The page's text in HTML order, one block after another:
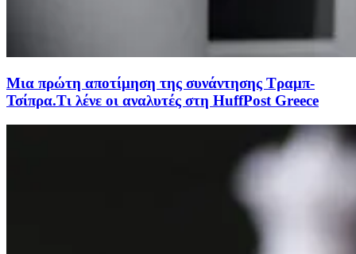
Μια πρώτη αποτίμηση της συνάντησης Τραμπ-
Τσίπρα.Τι λένε οι αναλυτές στη HuffPost Greece